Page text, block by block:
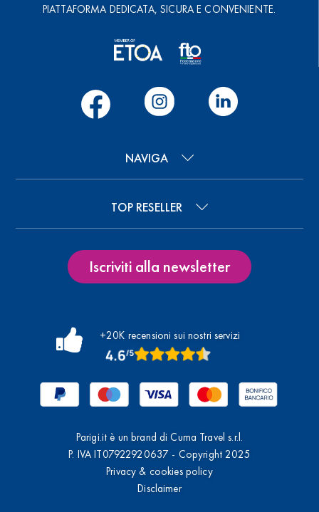
PIATTAFORMA DEDICATA, SICURA E CONVENIENTE.
NAVIGA
TOP RESELLER
Iscriviti alla newsletter
+20K recensioni sui nostri servizi
Parigi.it è un brand di Cuma Travel s.r.l.
P. IVA IT07922920637 - Copyright 2025
Privacy & cookies policy
Disclaimer